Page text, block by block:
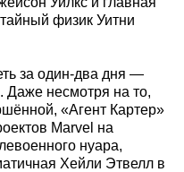
физик Уитни
за один-два дня —
Даже несмотря на то,
«Агент Картер»
Marvel на
нуара,
Хейли Этвелл в